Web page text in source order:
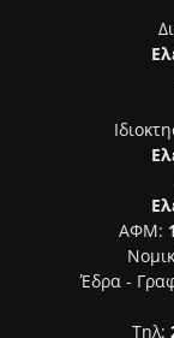
ΑΦΜ:
Έδρα -
Τηλ: